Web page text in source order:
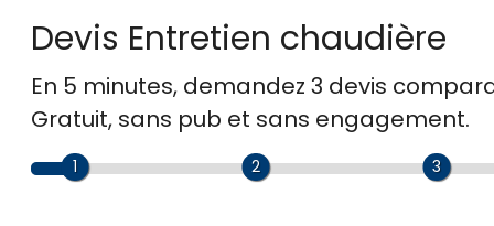
Devis Entretien chaudière
En 5 minutes, demandez 3 devis
Gratuit, sans pub et sans engagement.
1 2 3